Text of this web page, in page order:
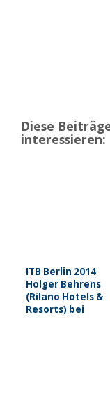
Diese
interessieren:
ITB Berlin 2014
Holger Behrens
(Rilano Hotels &
Resorts) bei